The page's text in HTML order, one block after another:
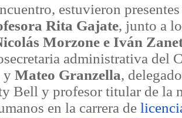
estuvieron
Rita Gajate, junto a
Morzone e Iván
administrativa del
y Mateo Granzella,
Bell y profesor titular de la
en la carrera de